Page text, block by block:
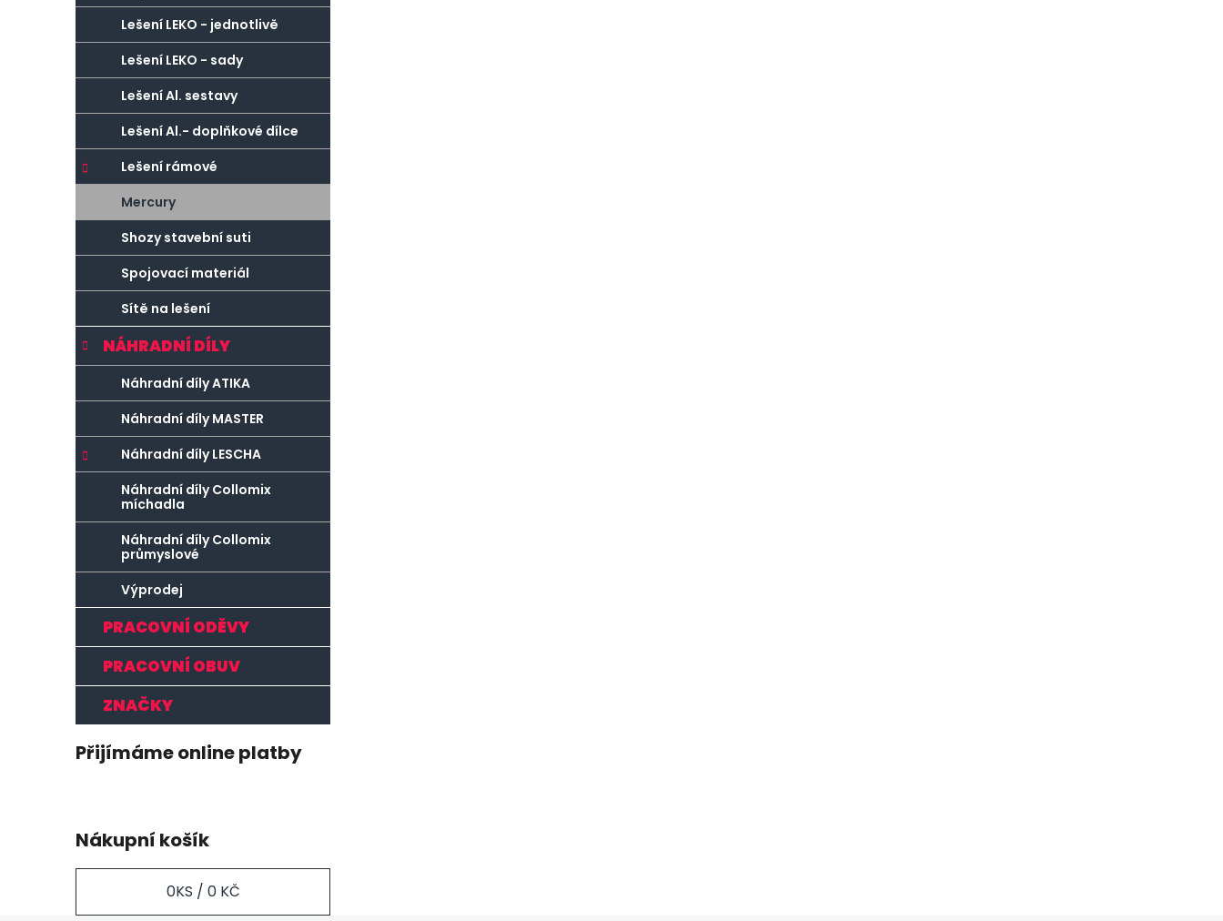
Lešení LEKO - jednotlivě
Lešení LEKO - sady
Lešení Al. sestavy
Lešení Al.- doplňkové dílce
Lešení rámové
Mercury
Shozy stavební suti
Spojovací materiál
Sítě na lešení
NÁHRADNÍ DÍLY
Náhradní díly ATIKA
Náhradní díly MASTER
Náhradní díly LESCHA
Náhradní díly Collomix
míchadla
Náhradní díly Collomix
průmyslové
Výprodej
PRACOVNÍ ODĚVY
PRACOVNÍ OBUV
ZNAČKY
Přijímáme online platby
Nákupní košík
0KS / 0 KČ